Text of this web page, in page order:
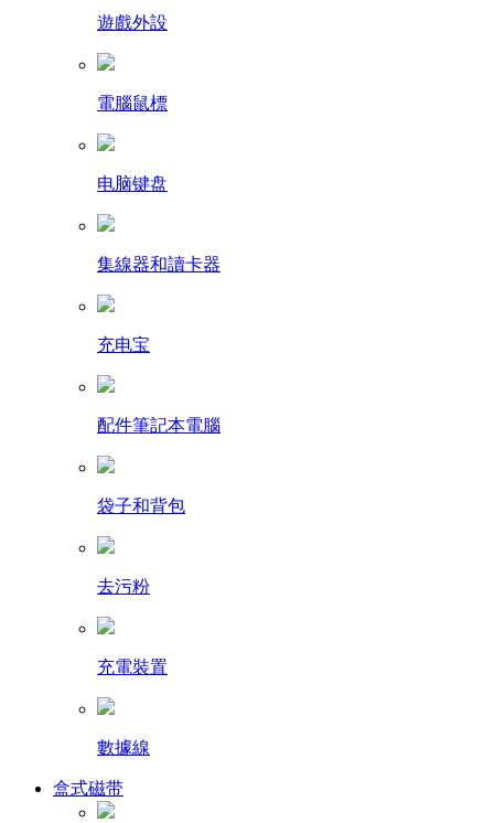
遊戲外設
電腦鼠標
电脑键盘
集線器和讀卡器
充电宝
配件筆記本電腦
袋子和背包
去污粉
充電裝置
數據線
盒式磁带